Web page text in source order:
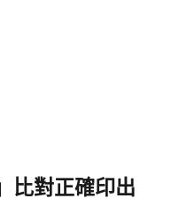
比對正確印出